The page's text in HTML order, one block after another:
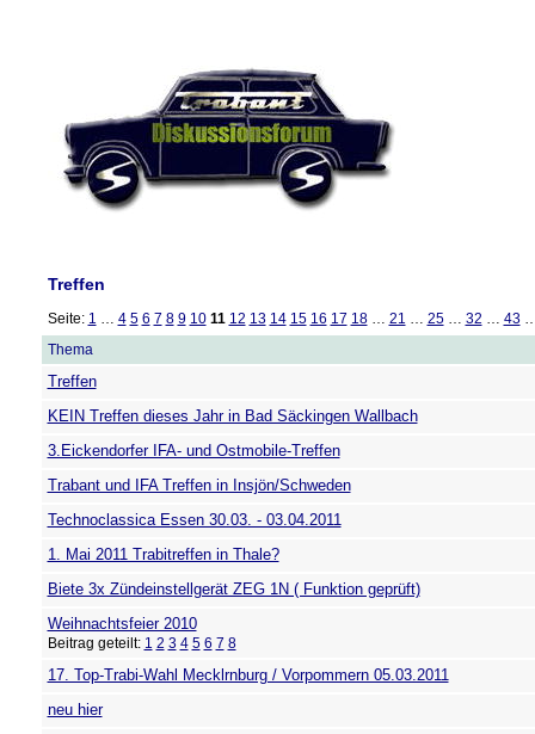
Treffen
Seite: 1 … 4 5 6 7 8 9 10 11 12 13 14 15 16 17 18… 21 … 25… 32 … 43
Thema
Treffen
KEIN Treffen dieses Jahr in Bad Säckingen Wallbach
3.Eickendorfer IFA- und Ostmobile-Treffen
Trabant und IFA Treffen in Insjön/Schweden
Technoclassica Essen 30.03. - 03.04.2011
1. Mai 2011 Trabitreffen in Thale?
Biete 3x Zündeinstellgerät ZEG 1N ( Funktion geprüft)
Weihnachtsfeier 2010
Beitrag geteilt: 1 2 3 4 5 6 7 8
17. Top-Trabi-Wahl Mecklrnburg / Vorpommern 05.03.2011
neu hier